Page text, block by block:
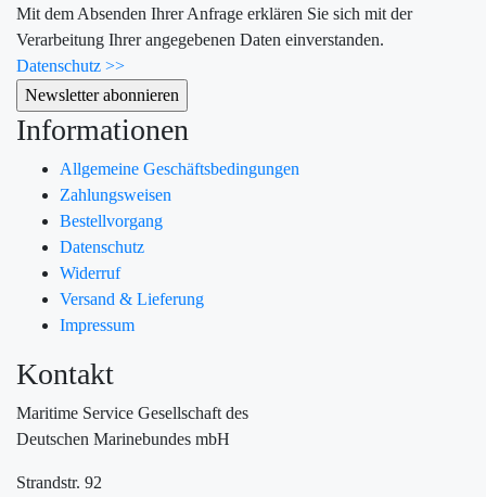
Mit dem Absenden Ihrer Anfrage erklären Sie sich mit der
Verarbeitung Ihrer angegebenen Daten einverstanden.
Datenschutz >>
Informationen
Allgemeine Geschäftsbedingungen
Zahlungsweisen
Bestellvorgang
Datenschutz
Widerruf
Versand & Lieferung
Impressum
Kontakt
Maritime Service Gesellschaft des
Deutschen Marinebundes mbH
Strandstr. 92